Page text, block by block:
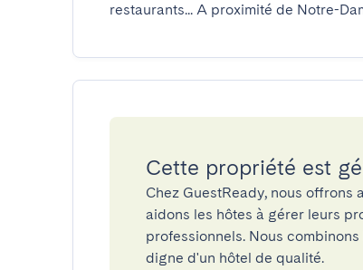
restaurants... A proximité de Notre-
Cette propriété est
Chez GuestReady, nous
aidons les hôtes à gérer leurs
professionnels. Nous
digne d'un hôtel de qualité.